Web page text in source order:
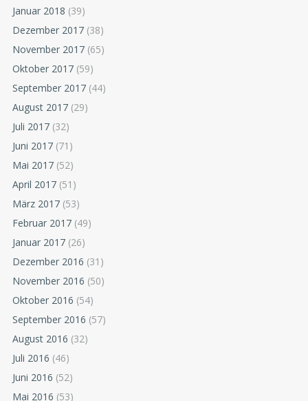
Januar 2018 (39)
Dezember 2017 (38)
November 2017 (65)
Oktober 2017 (59)
September 2017 (44)
August 2017 (29)
Juli 2017 (32)
Juni 2017 (71)
Mai 2017 (52)
April 2017 (51)
März 2017 (53)
Februar 2017 (49)
Januar 2017 (26)
Dezember 2016 (31)
November 2016 (50)
Oktober 2016 (54)
September 2016 (57)
August 2016 (32)
Juli 2016 (46)
Juni 2016 (52)
Mai 2016 (53)